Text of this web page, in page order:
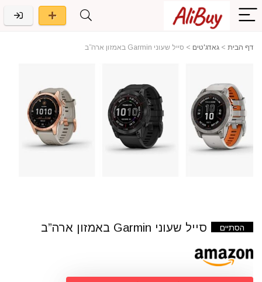
דף הבית > גאדג'טים > סייל שעוני Garmin באמזון ארה”ב
הסתיים סייל שעוני Garmin באמזון ארה”ב